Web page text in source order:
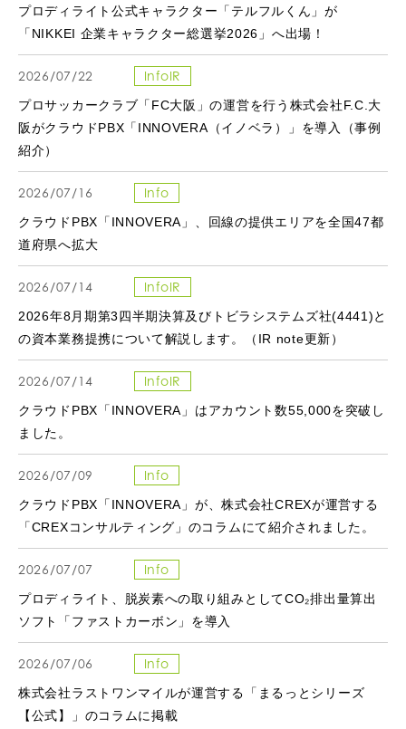
プロディライト公式キャラクター「テルフルくん」が
「NIKKEI 企業キャラクター総選挙2026」へ出場！
2026/07/22 InfoIR
プロサッカークラブ「FC大阪」の運営を行う株式会社F.C.大
阪がクラウドPBX「INNOVERA（イノベラ）」を導入（事例
紹介）
2026/07/16 Info
クラウドPBX「INNOVERA」、回線の提供エリアを全国47都
道府県へ拡大
2026/07/14 InfoIR
2026年8月期第3四半期決算及びトビラシステムズ社(4441)と
の資本業務提携について解説します。（IR note更新）
2026/07/14 InfoIR
クラウドPBX「INNOVERA」はアカウント数55,000を突破し
ました。
2026/07/09 Info
クラウドPBX「INNOVERA」が、株式会社CREXが運営する
「CREXコンサルティング」のコラムにて紹介されました。
2026/07/07 Info
プロディライト、脱炭素への取り組みとしてCO₂排出量算出
ソフト「ファストカーボン」を導入
2026/07/06 Info
株式会社ラストワンマイルが運営する「まるっとシリーズ
【公式】」のコラムに掲載